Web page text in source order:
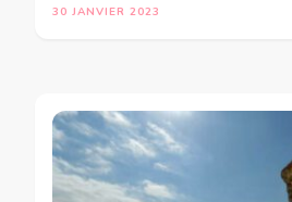
30 JANVIER 2023